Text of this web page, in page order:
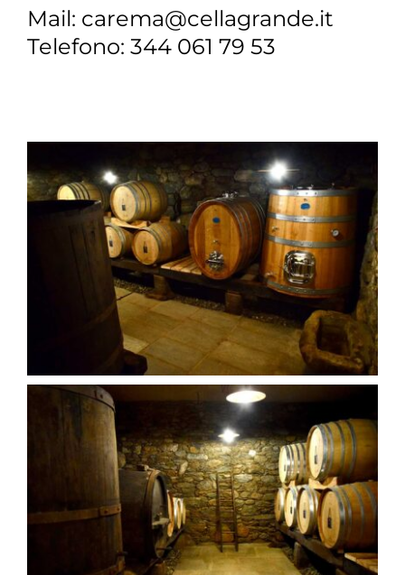
Mail: carema@cellagrande.it
Telefono: 344 061 79 53